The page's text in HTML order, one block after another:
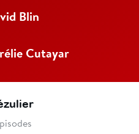
Blin
Cutayar